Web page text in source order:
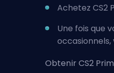
Achetez CS2
Une fois que
Obtenir CS2